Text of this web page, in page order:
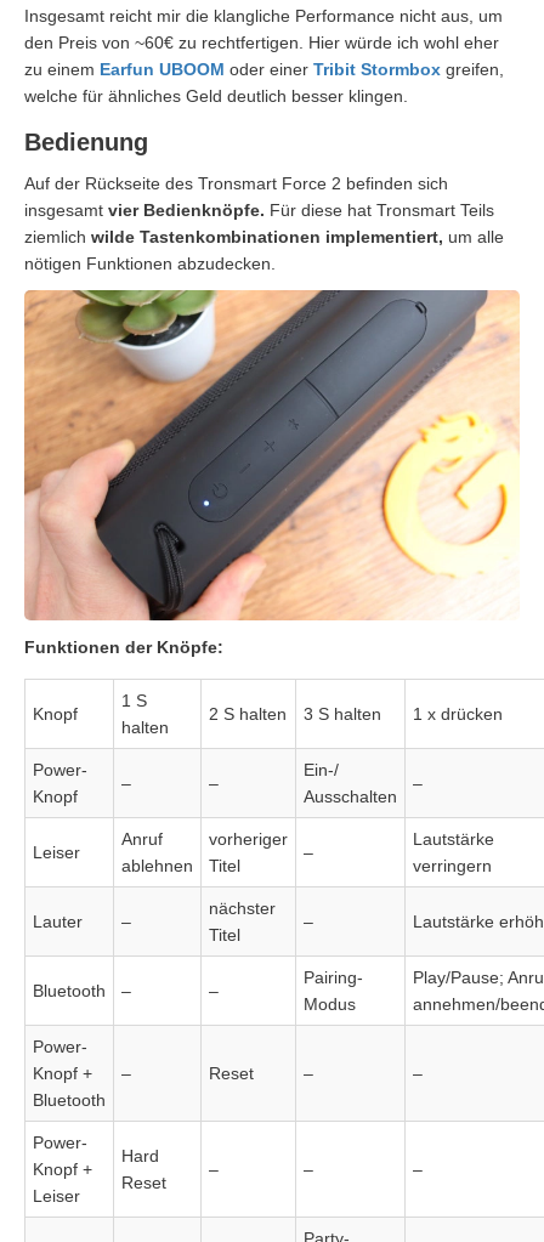
Insgesamt reicht mir die klangliche Performance nicht aus, um
den Preis von ~60€ zu rechtfertigen. Hier würde ich wohl eher
zu einem Earfun UBOOM oder einer Tribit Stormbox greifen,
welche für ähnliches Geld deutlich besser klingen.
Bedienung
Auf der Rückseite des Tronsmart Force 2 befinden sich
insgesamt vier Bedienknöpfe. Für diese hat Tronsmart Teils
ziemlich wilde Tastenkombinationen implementiert, um alle
nötigen Funktionen abzudecken.
Funktionen der Knöpfe:
Knopf
1 S
halten
2 S halten 3 S halten 1 x drücken
Power-
Knopf
– –
Ein-/
Ausschalten
–
Leiser
Anruf
ablehnen
vorheriger
Titel
–
Lautstärke
verringern
Lauter –
nächster
Titel
– Lautstärke
Bluetooth – –
Pairing-
Modus
Play/Pause;
annehmen/
Power-
Knopf +
Bluetooth
– Reset – –
Power-
Knopf +
Leiser
Hard
Reset
– – –
Party-